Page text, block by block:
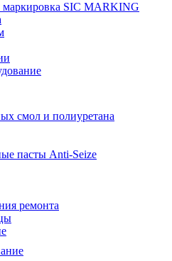
маркировка SIC MARKING
смол и полиуретана
пасты Anti-Seize
ремонта